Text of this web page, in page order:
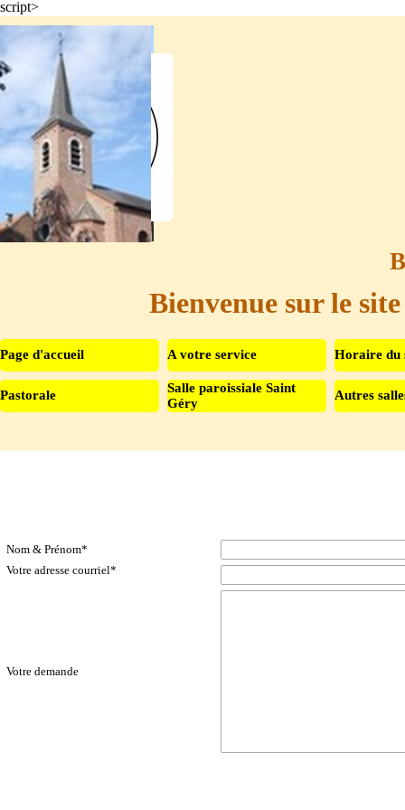
script>
Aller au contenu
Bienvenue sur le
Page d'accueil A votre service Horaire du
Pastorale ▼
Salle paroissiale Saint
Géry
Autres
Nom & Prénom*
Votre adresse courriel*
Votre demande